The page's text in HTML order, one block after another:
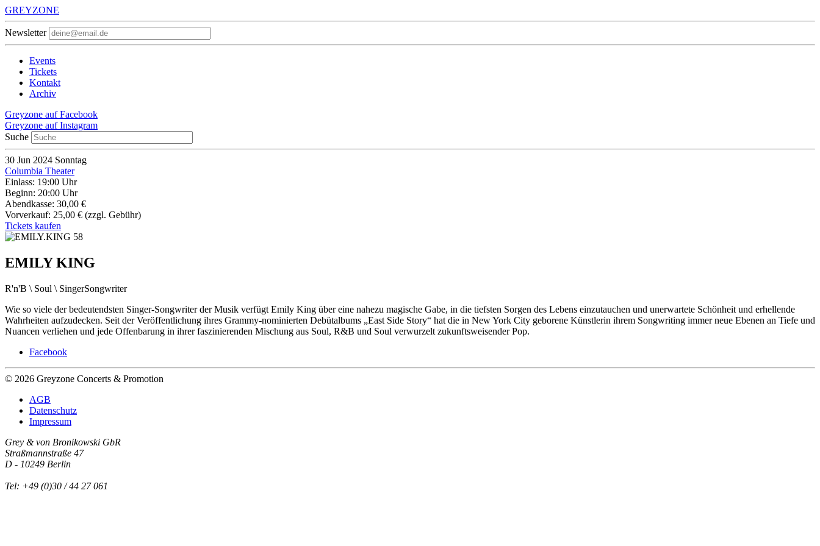
GREYZONE
Newsletter
Events
Tickets
Kontakt
Archiv
Greyzone auf Facebook
Greyzone auf Instagram
Suche
30 Jun 2024 Sonntag
Columbia Theater
Einlass: 19:00 Uhr
Beginn: 20:00 Uhr
Abendkasse: 30,00 €
Vorverkauf: 25,00 € (zzgl. Gebühr)
Tickets kaufen
EMILY KING
R'n'B \ Soul \ SingerSongwriter
Wie so viele der bedeutendsten Singer-Songwriter der Musik verfügt Emily King über eine nahezu magische Gabe, in die tiefsten Sorgen des Lebens einzutauchen und unerwartete Schönheit und erhellende
Wahrheiten aufzudecken. Seit der Veröffentlichung ihres Grammy-nominierten Debütalbums „East Side Story“ hat die in New York City geborene Künstlerin ihrem Songwriting immer neue Ebenen an Tiefe und
Nuancen verliehen und jede Offenbarung in ihrer faszinierenden Mischung aus Soul, R&B und Soul verwurzelt zukunftsweisender Pop.
Facebook
© 2026 Greyzone Concerts & Promotion
AGB
Datenschutz
Impressum
Grey & von Bronikowski GbR
Straßmannstraße 47
D - 10249 Berlin
Tel: +49 (0)30 / 44 27 061